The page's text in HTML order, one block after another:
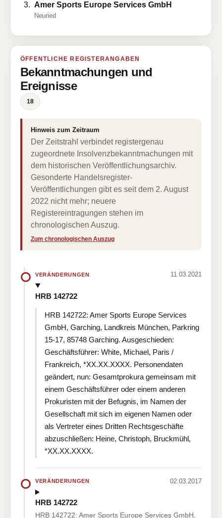
Amer Sports Europe Services GmbH
Neuried
ÖFFENTLICHE REGISTERANGABEN
Bekanntmachungen und
Ereignisse
18
Hinweis zum Zeitraum
Der Zeitstrahl verbindet registergenau
zugeordnete Insolvenzbekanntmachungen mit
dem historischen Veröffentlichungsarchiv.
Gesonderte Handelsregister-
Veröffentlichungen gibt es seit dem 2. August
2022 nicht mehr; neuere
Registereintragungen stehen im
chronologischen Auszug.
Zum chronologischen Auszug
VERÄNDERUNGEN 11.03.2021
HRB 142722
HRB 142722: Amer Sports Europe Services
GmbH, Garching, Landkreis München, Parkring
15-17, 85748 Garching. Ausgeschieden:
Geschäftsführer: White, Michael, Paris /
Frankreich, *XX.XX.XXXX. Personendaten
geändert, nun: Gesamtprokura gemeinsam mit
einem Geschäftsführer oder einem anderen
Prokuristen mit der Befugnis, im Namen der
Gesellschaft mit sich im eigenen Namen oder
als Vertreter eines Dritten Rechtsgeschäfte
abzuschließen: Heine, Christoph, Bruckmühl,
*XX.XX.XXXX.
VERÄNDERUNGEN 02.03.2017
HRB 142722
HRB 142722: Amer Sports Europe Services GmbH,